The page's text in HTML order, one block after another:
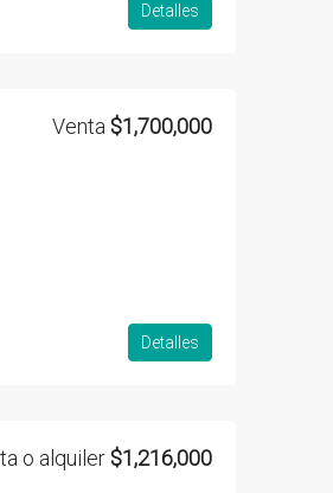
Detalles
Venta $1,700,000
Detalles
o alquiler $1,216,000